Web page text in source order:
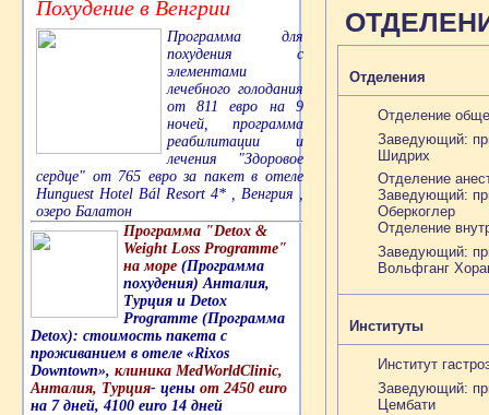
Похудение в Венгрии
Программа для
похудения с
элементами
лечебного голодания
от 811 евро на 9
ночей, программа
реабилитации и
лечения "Здоровое
сердце" от 765 евро за пакет в отеле
Hunguest Hotel Bál Resort 4* , Венгрия ,
озеро Балатон
Программа "Detox &
Weight Loss Programme"
на море (Программа
похудения) Анталия,
Турция и Detox
Programme (Программа
Detox): стоимость пакета с
проживанием в отеле «Rixos
Downtown», клиника MedWorldClinic,
Анталия, Турция- цены от 2450 euro
на 7 дней, 4100 euro 14 дней
Отделения
Отделение
Заведующий:
Шидрих
Отделение
Заведующий:
Оберкоглер
Отделение
Заведующий:
Вольфганг
Институты
Институт
Заведующий:
Цембати